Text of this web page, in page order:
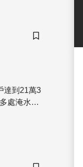
儲存書籤
達到21萬3
處淹水，
季都有的